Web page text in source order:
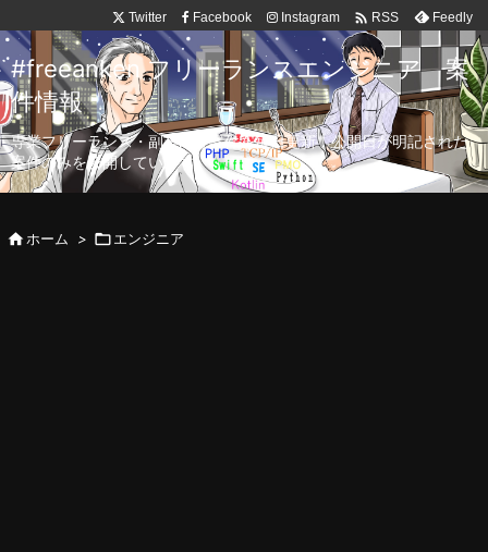
Twitter Facebook Instagram  RSS Feedly
#freeanken フリーランスエンジニア 案
件情報
専業フリーランス・副業向け案件を毎日更新！公開日が明記された
案件のみを公開しています。
ホーム > エンジニア